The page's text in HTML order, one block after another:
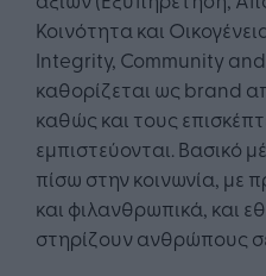
Κοινότητα και
Integrity, Community
καθορίζεται ως brand
καθώς και τους
εμπιστεύονται. Βασικό
πίσω στην κοινωνία, με
και φιλανθρωπικά, και
στηρίζουν ανθρώπους